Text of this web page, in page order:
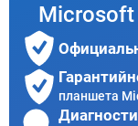
Microsoft
планшета